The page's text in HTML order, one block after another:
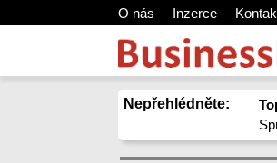
O nás Inzerce
Nepřehlédněte: